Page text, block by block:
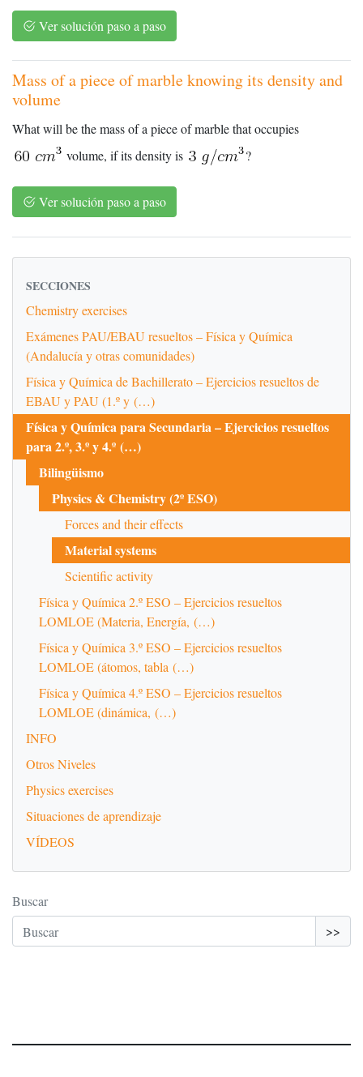
Ver solución paso a paso
Mass of a piece of marble knowing its density and
volume
What will be the mass of a piece of marble that occupies
volume, if its density is
?
Ver solución paso a paso
SECCIONES
Chemistry exercises
Exámenes PAU/EBAU resueltos – Física y Química
(Andalucía y otras comunidades)
Física y Química de Bachillerato – Ejercicios resueltos de
EBAU y PAU (1.º y (…)
Física y Química para Secundaria – Ejercicios resueltos
para 2.º, 3.º y 4.º (…)
Bilingüismo
Physics & Chemistry (2º ESO)
Forces and their effects
Material systems
Scientific activity
Física y Química 2.º ESO – Ejercicios resueltos
LOMLOE (Materia, Energía, (…)
Física y Química 3.º ESO – Ejercicios resueltos
LOMLOE (átomos, tabla (…)
Física y Química 4.º ESO – Ejercicios resueltos
LOMLOE (dinámica, (…)
INFO
Otros Niveles
Physics exercises
Situaciones de aprendizaje
VÍDEOS
Buscar
>>